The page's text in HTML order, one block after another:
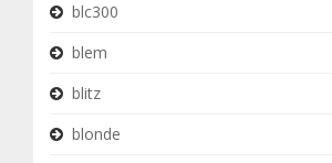
blc300
blem
blitz
blonde